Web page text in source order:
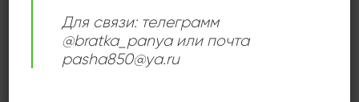
ДЖАЗ
Saturday Night Dance
БИГ-БЕНД
Для связи: телеграмм
@bratka_panya или почта
pasha850@ya.ru